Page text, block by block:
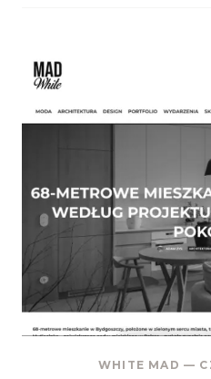
WHITE MAD —